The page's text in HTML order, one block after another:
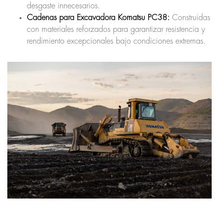
desgaste innecesarios.
Cadenas para Excavadora Komatsu PC38: Construidas
con materiales reforzados para garantizar resistencia y
rendimiento excepcionales bajo condiciones extremas.